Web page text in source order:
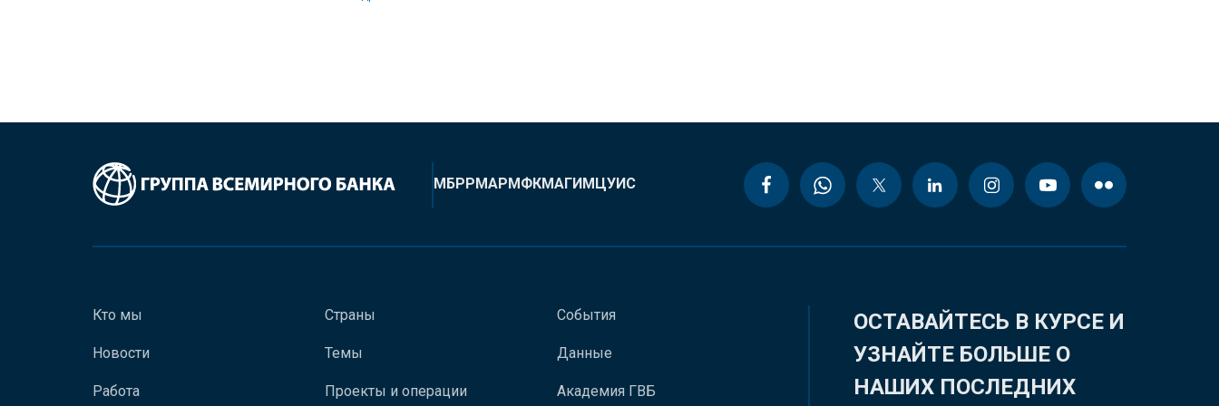
МБРРМАРМФКМАГИМЦУИС
Кто мы
Новости
Работа
Страны
Темы
Проекты и операции
События
Данные
Академия ГВБ
ОСТАВАЙТЕСЬ В КУРСЕ И
УЗНАЙТЕ БОЛЬШЕ О
НАШИХ ПОСЛЕДНИХ